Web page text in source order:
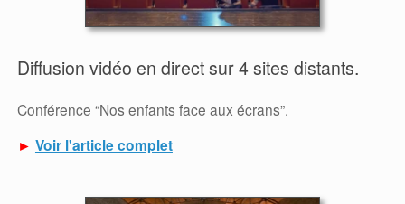
Diffusion vidéo en direct sur 4 sites distants.
Conférence “Nos enfants face aux écrans”.
► Voir l'article complet